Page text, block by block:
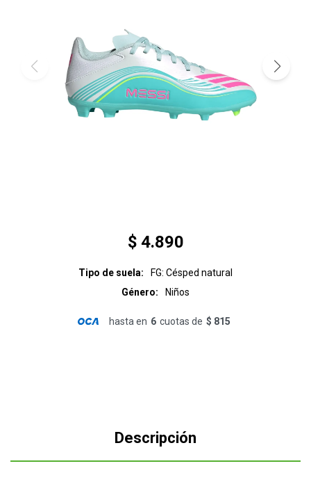
$ 4.890
Tipo de suela
FG: Césped natural
Género
Niños
hasta en 6 cuotas de $ 815
Descripción